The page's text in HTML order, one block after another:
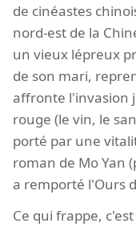
de cinéastes
nord-est de la
un vieux lépreux
de son mari,
affronte l'invasion
rouge (le vin, le
porté par une
roman de Mo Yan
a remporté l'Ours
Ce qui frappe,